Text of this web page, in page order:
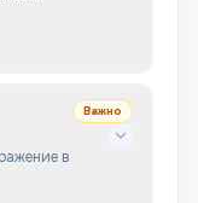
в
Важно